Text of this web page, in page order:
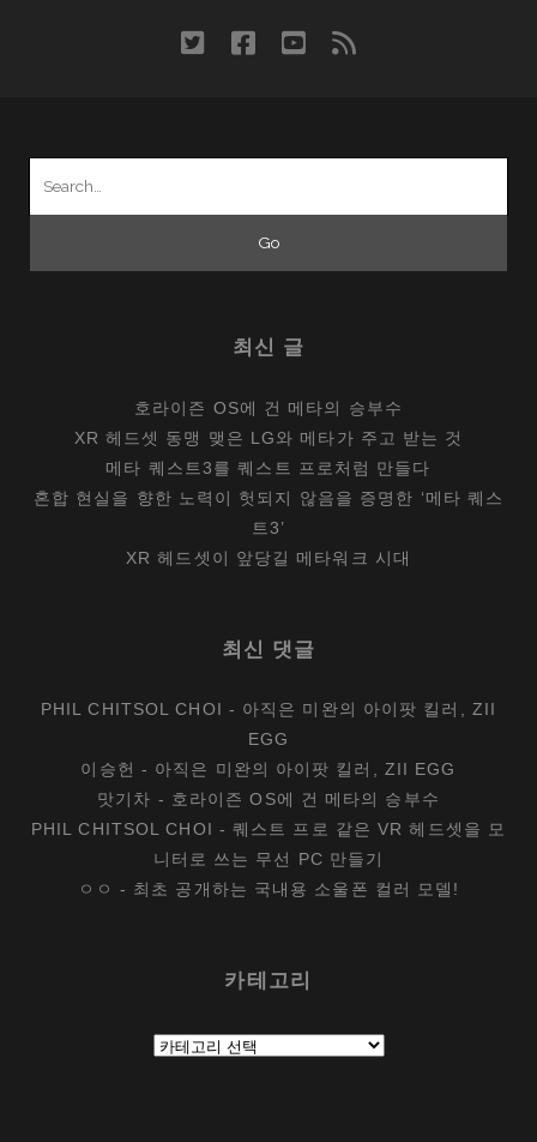
투’
twitterfacebook
youtube
rss
최신 글
호라이즌 OS에 건 메타의 승부수
XR 헤드셋 동맹 맺은 LG와 메타가 주고 받는 것
메타 퀘스트3를 퀘스트 프로처럼 만들다
혼합 현실을 향한 노력이 헛되지 않음을 증명한 ‘메타 퀘스
트3’
XR 헤드셋이 앞당길 메타워크 시대
최신 댓글
PHIL CHITSOL CHOI - 아직은 미완의 아이팟 킬러, ZII
EGG
이승헌 - 아직은 미완의 아이팟 킬러, ZII EGG
맛기차 - 호라이즌 OS에 건 메타의 승부수
PHIL CHITSOL CHOI -퀘스트 프로 같은 VR 헤드셋을 모
니터로 쓰는 무선 PC 만들기
ㅇㅇ - 최초 공개하는 국내용 소울폰 컬러 모델!
카테고리
테